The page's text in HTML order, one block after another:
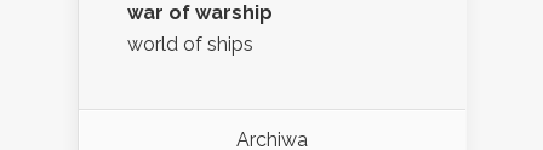
war of warship
world of ships
Archiwa